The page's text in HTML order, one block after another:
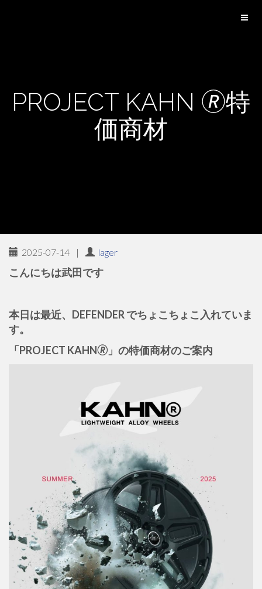
PROJECT KAHN 🄬特
価商材
2025-07-14 | lager
こんにちは武田です
本日は最近、DEFENDER でちょこちょこ入れていま
す。
「PROJECT KAHN🄬」の特価商材のご案内